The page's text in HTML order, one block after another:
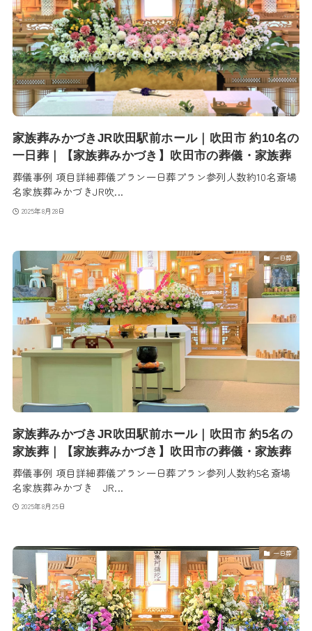
家族葬みかづきJR吹田駅前ホール｜吹田市 約10名の
一日葬｜【家族葬みかづき】吹田市の葬儀・家族葬
葬儀事例 項目詳細葬儀プラン一日葬プラン参列人数約10名斎場
名家族葬みかづきJR吹...
2025年8月28日
一日葬
家族葬みかづきJR吹田駅前ホール｜吹田市 約5名の
家族葬｜【家族葬みかづき】吹田市の葬儀・家族葬
葬儀事例 項目詳細葬儀プラン一日葬プラン参列人数約5名斎場
名家族葬みかづき JR...
2025年8月25日
一日葬